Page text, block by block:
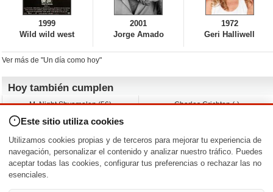
1999
Wild wild west
2001
Jorge Amado
1972
Geri Halliwell
Ver más de "Un día como hoy"
Hoy también cumplen
M. Night Shyamalan (56)
Andy Warhol (98)
Melissa George (50)
Vera Farmiga (53)
Charles Crichton (-)
Jeremy Ratchford (61)
Jason O’Mara (54)
Nacimientos y estrenos en la fecha
DD/MM /
Este sitio utiliza cookies
Utilizamos cookies propias y de terceros para mejorar tu experiencia de
navegación, personalizar el contenido y analizar nuestro tráfico. Puedes
aceptar todas las cookies, configurar tus preferencias o rechazar las no
esenciales.